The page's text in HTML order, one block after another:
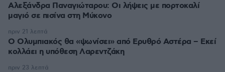
Αλεξάνδρα Παναγιώταρου: Οι λήψεις με πορτοκαλί
μαγιό σε πισίνα στη Μύκονο
Ο Ολυμπιακός θα «ψωνίσει» από Ερυθρό Αστέρα – Εκεί
κολλάει η υπόθεση Λαρεντζάκη
πριν 21 λεπτά
πριν 23 λεπτά